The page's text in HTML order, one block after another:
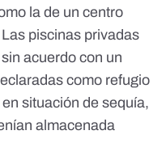
la de un centro
piscinas privadas
acuerdo con un
como refugio
situación de sequía,
almacenada